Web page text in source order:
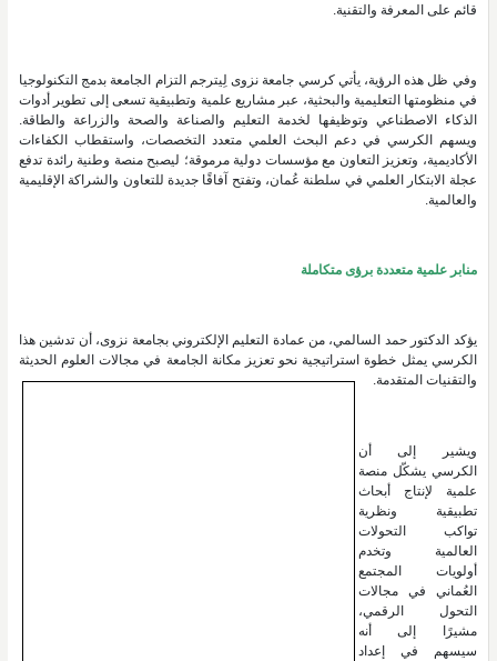
قائم على المعرفة والتقنية.
وفي ظل هذه الرؤية، يأتي كرسي جامعة نزوى لِيترجم التزام الجامعة بدمج التكنولوجيا
في منظومتها التعليمية والبحثية، عبر مشاريع علمية وتطبيقية تسعى إلى تطوير أدوات
الذكاء الاصطناعي وتوظيفها لخدمة التعليم والصناعة والصحة والزراعة والطاقة.
ويسهم الكرسي في دعم البحث العلمي متعدد التخصصات، واستقطاب الكفاءات
الأكاديمية، وتعزيز التعاون مع مؤسسات دولية مرموقة؛ ليصبح منصة وطنية رائدة تدفع
عجلة الابتكار العلمي في سلطنة عُمان، وتفتح آفاقًا جديدة للتعاون والشراكة الإقليمية
والعالمية.
منابر علمية متعددة برؤى متكاملة
يؤكد الدكتور حمد السالمي، من عمادة التعليم الإلكتروني بجامعة نزوى، أن تدشين هذا
الكرسي يمثل خطوة استراتيجية نحو تعزيز مكانة الجامعة في مجالات العلوم الحديثة
والتقنيات المتقدمة.
ويشير إلى أن
الكرسي يشكّل منصة
علمية لإنتاج أبحاث
تطبيقية ونظرية
تواكب التحولات
العالمية وتخدم
أولويات المجتمع
العُماني في مجالات
التحول الرقمي،
مشيرًا إلى أنه
سيسهم في إعداد